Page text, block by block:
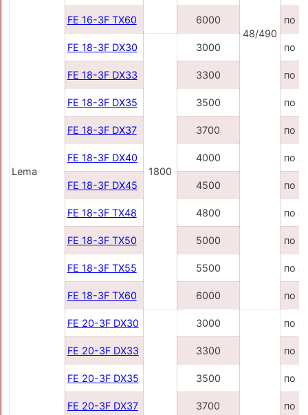
Lema
48/490
FE 16-3F TX60 6000 по
FE 18-3F DX30
1800
3000 по
FE 18-3F DX33 3300 по
FE 18-3F DX35 3500 по
FE 18-3F DX37 3700 по
FE 18-3F DX40 4000 по
FE 18-3F DX45 4500 по
FE 18-3F TX48 4800 по
FE 18-3F TX50 5000 по
FE 18-3F TX55 5500 по
FE 18-3F TX60 6000 по
FE 20-3F DX30 3000 по
FE 20-3F DX33 3300 по
FE 20-3F DX35 3500 по
FE 20-3F DX37 3700 по